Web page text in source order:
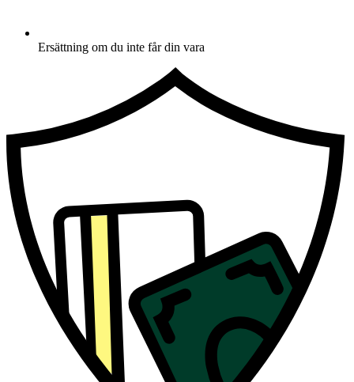
Ersättning om du inte får din vara